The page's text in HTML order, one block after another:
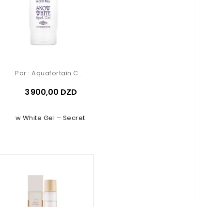
Snow White Gel – Secret Key
Par : Aquafortain Cosmetics
3 900,00 DZD